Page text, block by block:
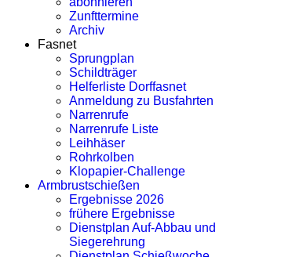
Zunfttermine
Archiv
Fasnet
Sprungplan
Schildträger
Helferliste Dorffasnet
Anmeldung zu Busfahrten
Narrenrufe
Narrenrufe Liste
Leihhäser
Rohrkolben
Klopapier-Challenge
Armbrustschießen
Ergebnisse 2026
frühere Ergebnisse
Dienstplan Auf-Abbau und
Siegerehrung